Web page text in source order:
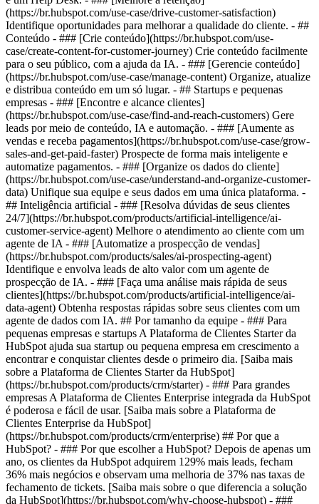
(https://br.hubspot.com/use-case/drive-customer-satisfaction)
Identifique oportunidades para melhorar a qualidade do cliente. - ##
Conteúdo - ### [Crie conteúdo](https://br.hubspot.com/use-
case/create-content-for-customer-journey) Crie conteúdo facilmente
para o seu público, com a ajuda da IA. - ### [Gerencie conteúdo]
(https://br.hubspot.com/use-case/manage-content) Organize, atualize
e distribua conteúdo em um só lugar. - ## Startups e pequenas
empresas - ### [Encontre e alcance clientes]
(https://br.hubspot.com/use-case/find-and-reach-customers) Gere
leads por meio de conteúdo, IA e automação. - ### [Aumente as
vendas e receba pagamentos](https://br.hubspot.com/use-case/grow-
sales-and-get-paid-faster) Prospecte de forma mais inteligente e
automatize pagamentos. - ### [Organize os dados do cliente]
(https://br.hubspot.com/use-case/understand-and-organize-customer-
data) Unifique sua equipe e seus dados em uma única plataforma. -
## Inteligência artificial - ### [Resolva dúvidas de seus clientes
24/7](https://br.hubspot.com/products/artificial-intelligence/ai-
customer-service-agent) Melhore o atendimento ao cliente com um
agente de IA - ### [Automatize a prospecção de vendas]
(https://br.hubspot.com/products/sales/ai-prospecting-agent)
Identifique e envolva leads de alto valor com um agente de
prospecção de IA. - ### [Faça uma análise mais rápida de seus
clientes](https://br.hubspot.com/products/artificial-intelligence/ai-
data-agent) Obtenha respostas rápidas sobre seus clientes com um
agente de dados com IA. ## Por tamanho da equipe - ### Para
pequenas empresas e startups A Plataforma de Clientes Starter da
HubSpot ajuda sua startup ou pequena empresa em crescimento a
encontrar e conquistar clientes desde o primeiro dia. [Saiba mais
sobre a Plataforma de Clientes Starter da HubSpot]
(https://br.hubspot.com/products/crm/starter) - ### Para grandes
empresas A Plataforma de Clientes Enterprise integrada da HubSpot
é poderosa e fácil de usar. [Saiba mais sobre a Plataforma de
Clientes Enterprise da HubSpot]
(https://br.hubspot.com/products/crm/enterprise) ## Por que a
HubSpot? - ### Por que escolher a HubSpot? Depois de apenas um
ano, os clientes da HubSpot adquirem 129% mais leads, fecham
36% mais negócios e observam uma melhoria de 37% nas taxas de
fechamento de tickets. [Saiba mais sobre o que diferencia a solução
da HubSpot](https://br.hubspot.com/why-choose-hubspot) - ###